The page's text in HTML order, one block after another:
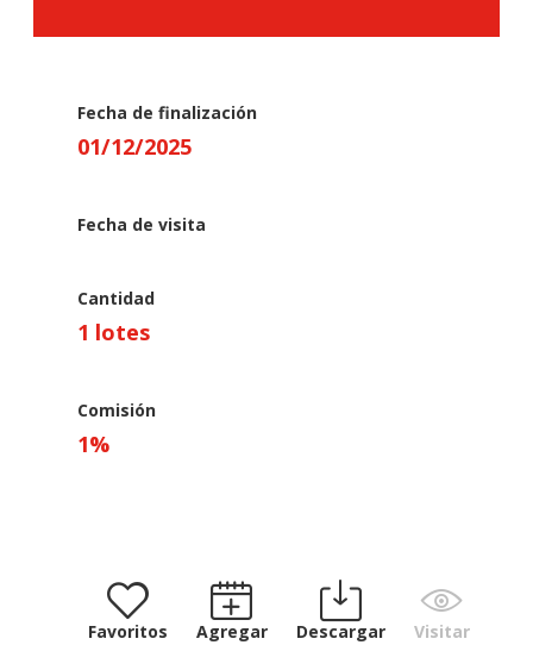
Fecha de finalización
01/12/2025
Fecha de visita
Cantidad
1 lotes
Comisión
1%
Favoritos Agregar Descargar Visitar